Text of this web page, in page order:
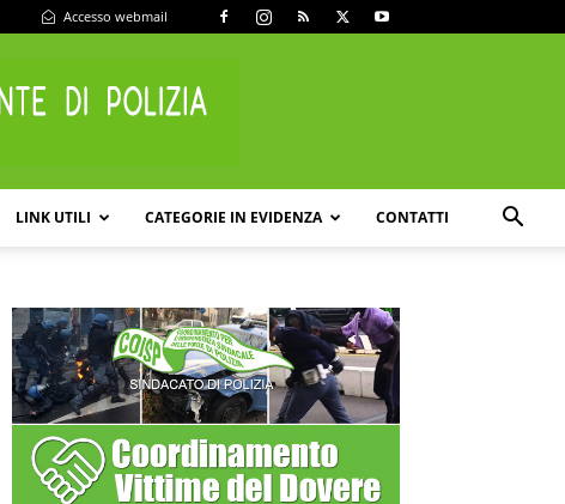
Accesso webmail
LINK UTILI CATEGORIE IN EVIDENZA CONTATTI